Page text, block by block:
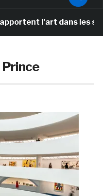
l’art dans les
Prince